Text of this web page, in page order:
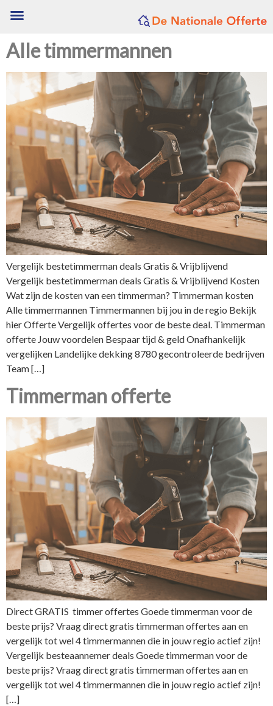
Alle timmermannen
Vergelijk bestetimmerman deals Gratis & Vrijblijvend
Vergelijk bestetimmerman deals Gratis & Vrijblijvend Kosten
Wat zijn de kosten van een timmerman? Timmerman kosten
Alle timmermannen Timmermannen bij jou in de regio Bekijk
hier Offerte Vergelijk offertes voor de beste deal. Timmerman
offerte Jouw voordelen Bespaar tijd & geld Onafhankelijk
vergelijken Landelijke dekking 8780 gecontroleerde bedrijven
Team […]
Timmerman offerte
Direct GRATIS timmer offertes Goede timmerman voor de
beste prijs? Vraag direct gratis timmerman offertes aan en
vergelijk tot wel 4 timmermannen die in jouw regio actief zijn!
Vergelijk besteaannemer deals Goede timmerman voor de
beste prijs? Vraag direct gratis timmerman offertes aan en
vergelijk tot wel 4 timmermannen die in jouw regio actief zijn!
[…]